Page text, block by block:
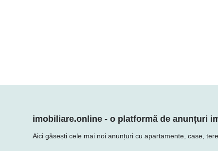
imobiliare.online - o platformă de anunțuri
Aici găsești cele mai noi anunțuri cu apartamente, case,